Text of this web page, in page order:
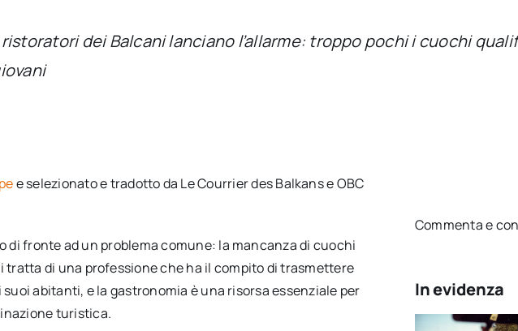
dei Balcani lanciano l’allarme: troppo pochi i cuochi
e selezionato e tradotto da Le Courrier des Balkans e OBC
fronte ad un problema comune: la mancanza di cuochi
di una professione che ha il compito di trasmettere
abitanti, e la gastronomia è una risorsa essenziale per
turistica.
Commenta e
In evidenza